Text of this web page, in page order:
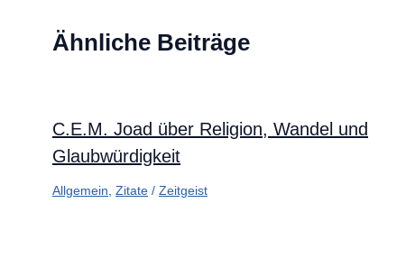
Ähnliche Beiträge
C.E.M. Joad über Religion, Wandel und
Glaubwürdigkeit
Allgemein Zitate / Zeitgeist